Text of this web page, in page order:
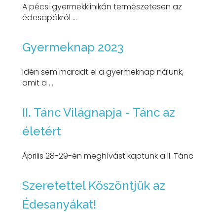
A pécsi gyermekklinikán természetesen az
édesapákról ...
Gyermeknap 2023
Idén sem maradt el a gyermeknap nálunk,
amit a ...
II. Tánc Világnapja - Tánc az
életért
Április 28-29-én meghívást kaptunk a II. Tánc
Szeretettel Köszöntjük az
Édesanyákat!